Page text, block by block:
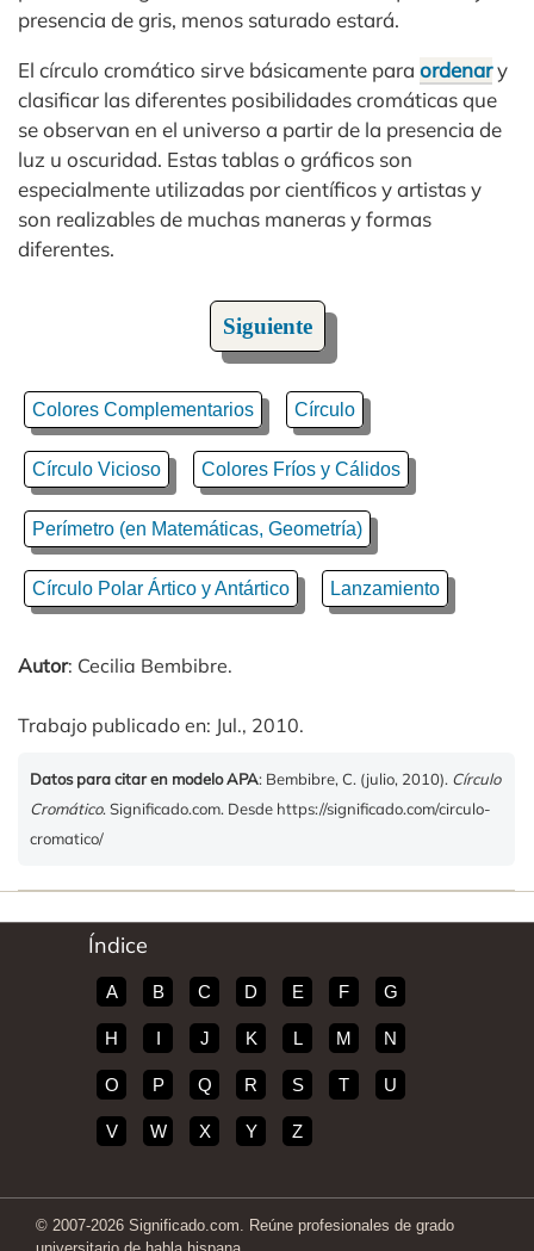
presencia de gris, menos saturado estará.
El círculo cromático sirve básicamente para ordenary
clasificar las diferentes posibilidades cromáticas que
se observan en el universo a partir de la presencia de
luz u oscuridad. Estas tablas o gráficos son
especialmente utilizadas por científicos y artistas y
son realizables de muchas maneras y formas
diferentes.
Siguiente
Colores Complementarios Círculo
Círculo Vicioso Colores Fríos y Cálidos
Perímetro (en Matemáticas, Geometría)
Círculo Polar Ártico y Antártico Lanzamiento
Autor: Cecilia Bembibre.
Trabajo publicado en: Jul., 2010.
Datos para citar en modelo APA: Bembibre, C. (julio, 2010). Círculo
Cromático. Significado.com. Desde https://significado.com/circulo-
cromatico/
Índice
A B C D E F G
H I J K L M N
O P Q R S T U
V W X Y Z
© 2007-2026 Significado.com. Reúne profesionales de grado